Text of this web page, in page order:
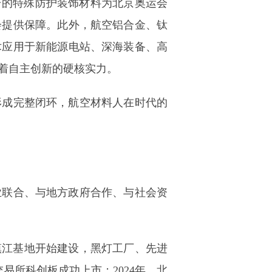
特殊防护装饰材料为北京奥运会
供保障。此外，航空铝合金、钛
用于新能源电站、深海装备、高
主创新的硬核实力。
完整闭环，航空材料人在时代的
合、与地方政府合作、与社会资
基地开始建设，黑灯工厂、先进